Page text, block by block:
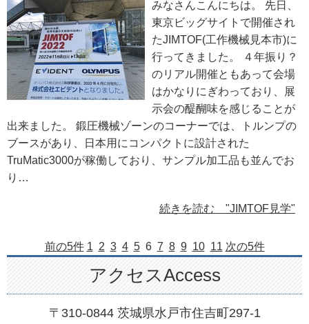
みなさんこんにちは。 先日、
東京ビッグサイトで開催され
たJIMTOF(工作機械見本市)に
行ってきました。 ４年振り？
のリアル開催ともあって会場
はかなりにぎわっており、展
示会の醍醐味を感じることが
出来ました。 鍛圧機械ゾーンのコーナーでは、トルンプの
ブースがあり、日本用にコンパクトに設計された
TruMatic3000が稼働しており、サンプル加工品も並んでお
り…
続きを読む "JIMTOF見学"
前の5件 1 2 3 4 5 6 7 8 9 10 11 次の5件
アクセスAccess
〒310-0844 茨城県水戸市住吉町297-1